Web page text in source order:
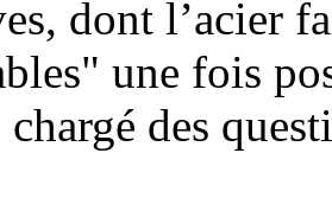
dont l’acier
une fois
des